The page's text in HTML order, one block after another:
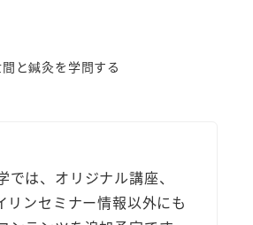
と鍼灸を学問する
では、オリジナル講座、
リンセミナー情報以外にも